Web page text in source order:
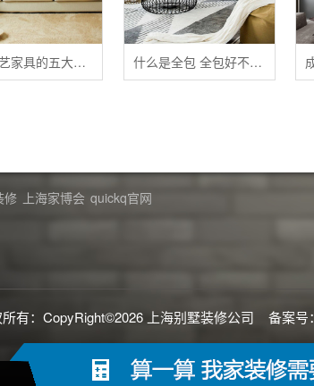
清洁布艺家具的五大禁忌 什么是全包 全包好不好 全包装修注意事项有哪些
修 上海家博会 quickq官网
所有：CopyRight©2026 上海别墅装修公司 备案号：